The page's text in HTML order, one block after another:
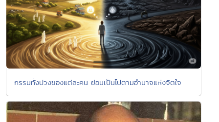
กรรมทั้งปวงของแต่ละคน ย่อมเป็นไปตามอำนาจแห่งจิตใจ